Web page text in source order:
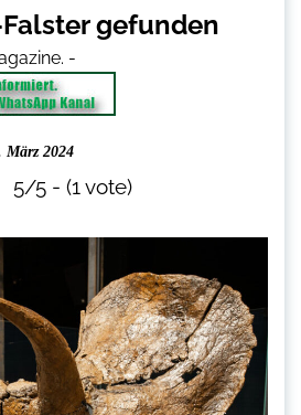
gefunden
-
März 2024
5/5 - (1 vote)